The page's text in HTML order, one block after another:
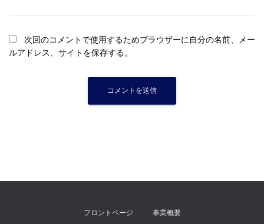
次回のコメントで使用するためブラウザーに自分の名前、メー
ルアドレス、サイトを保存する。
フロントページ 事業概要